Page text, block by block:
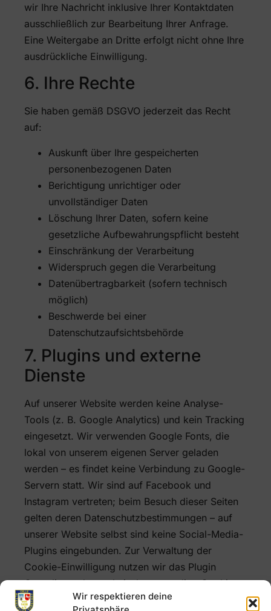
Wir respektieren deine
wir Ihre Nachricht inklusive Ihrer Kontaktdaten
ausschließlich zur Bearbeitung Ihrer Anfrage.
Eine Weitergabe an Dritte erfolgt nicht ohne Ihre
ausdrückliche Einwilligung.
6. Ihre Rechte
Sie haben gemäß DSGVO jederzeit das Recht
auf:
Auskunft über Ihre gespeicherten
personenbezogenen Daten
Berichtigung unrichtiger oder
unvollständiger Daten
Löschung Ihrer Daten, sofern keine
gesetzliche Aufbewahrungspflicht besteht
Einschränkung der Verarbeitung
Widerspruch gegen die Verarbeitung
Datenübertragbarkeit (sofern technisch
möglich)
Beschwerde bei einer
Datenschutzaufsichtsbehörde
7. Plugins und externe
Dienste
Auf unserer Website werden keine Analyse-
Tools (z. B. Google Analytics) und kein Tracking
eingesetzt. Wir verwenden Google Fonts, die
lokal von unserem eigenen Server geladen
werden – es findet keine Verbindung zu Google-
Servern statt. Wir sind auf Facebook und
Instagram vertreten; beim Besuch dieser Seiten
gelten deren Datenschutzbestimmungen – auf
unserer Website selbst sind keine Social-Media-
Plugins eingebunden. Zur Verwaltung der
Cookie-Einwilligung nutzen wir das Plugin
Complianz, das technisch notwendige Cookies
setzt.